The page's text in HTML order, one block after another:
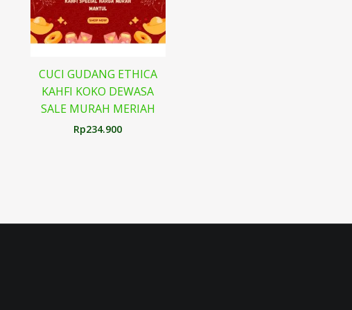
CUCI GUDANG ETHICA
KAHFI KOKO DEWASA
SALE MURAH MERIAH
Rp234.900